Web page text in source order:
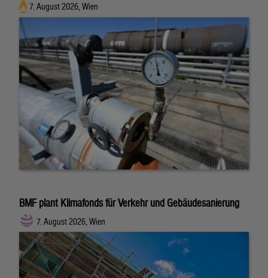
7. August 2026, Wien
BMF plant Klimafonds für Verkehr und Gebäudesanierung
7. August 2026, Wien